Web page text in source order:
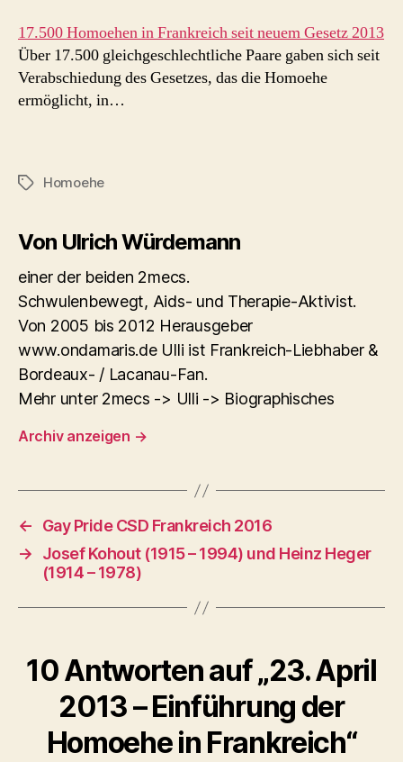
17.500 Homoehen in Frankreich seit neuem Gesetz 2013
Über 17.500 gleichgeschlechtliche Paare gaben sich seit
Verabschiedung des Gesetzes, das die Homoehe
ermöglicht, in…
Schlagwörter
Homoehe
Von Ulrich Würdemann
einer der beiden 2mecs.
Schwulenbewegt, Aids- und Therapie-Aktivist.
Von 2005 bis 2012 Herausgeber
www.ondamaris.de Ulli ist Frankreich-Liebhaber &
Bordeaux- / Lacanau-Fan.
Mehr unter 2mecs -> Ulli -> Biographisches
Archiv anzeigen →
←
Gay Pride CSD Frankreich 2016
→
Josef Kohout (1915 – 1994) und Heinz Heger
(1914 – 1978)
10 Antworten auf „23. April
2013 – Einführung der
Homoehe in Frankreich“